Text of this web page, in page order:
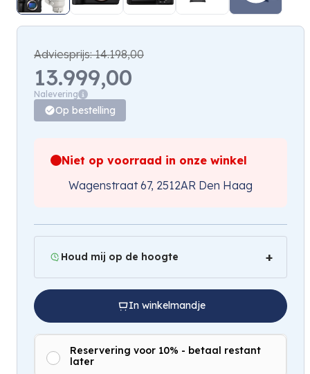
Adviesprijs:14.198,00
13.999,00
Nalevering
Op bestelling
Niet op voorraad in onze winkel
Wagenstraat 67, 2512AR Den Haag
Houd mij op de hoogte
In winkelmandje
Reservering voor 10% - betaal restant
later